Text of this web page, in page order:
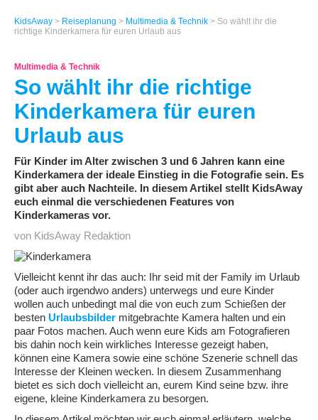
KidsAway > Reiseplanung > Multimedia & Technik > So wählt ihr die
richtige Kinderkamera für euren Urlaub aus
Multimedia & Technik
So wählt ihr die richtige
Kinderkamera für euren
Urlaub aus
Für Kinder im Alter zwischen 3 und 6 Jahren kann eine
Kinderkamera der ideale Einstieg in die Fotografie sein. Es
gibt aber auch Nachteile. In diesem Artikel stellt KidsAway
euch einmal die verschiedenen Features von
Kinderkameras vor.
von KidsAway Redaktion
Vielleicht kennt ihr das auch: Ihr seid mit der Family im Urlaub
(oder auch irgendwo anders) unterwegs und eure Kinder
wollen auch unbedingt mal die von euch zum Schießen der
besten Urlaubsbilder mitgebrachte Kamera halten und ein
paar Fotos machen. Auch wenn eure Kids am Fotografieren
bis dahin noch kein wirkliches Interesse gezeigt haben,
können eine Kamera sowie eine schöne Szenerie schnell das
Interesse der Kleinen wecken. In diesem Zusammenhang
bietet es sich doch vielleicht an, eurem Kind seine bzw. ihre
eigene, kleine Kinderkamera zu besorgen.